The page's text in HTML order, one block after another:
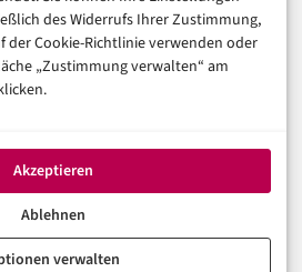
des Widerrufs Ihrer Zustimmung,
der Cookie-Richtlinie verwenden oder
„Zustimmung verwalten“ am
Akzeptieren
Ablehnen
verwalten